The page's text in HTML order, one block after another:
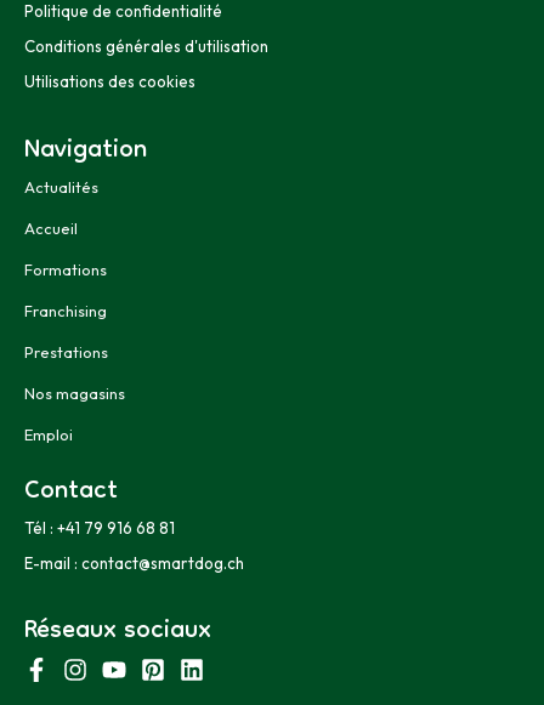
Politique de confidentialité
Conditions générales d'utilisation
Utilisations des cookies
Navigation
Actualités
Accueil
Formations
Franchising
Prestations
Nos magasins
Emploi
Contact
Tél : +41 79 916 68 81
E-mail : contact@smartdog.ch
Réseaux sociaux